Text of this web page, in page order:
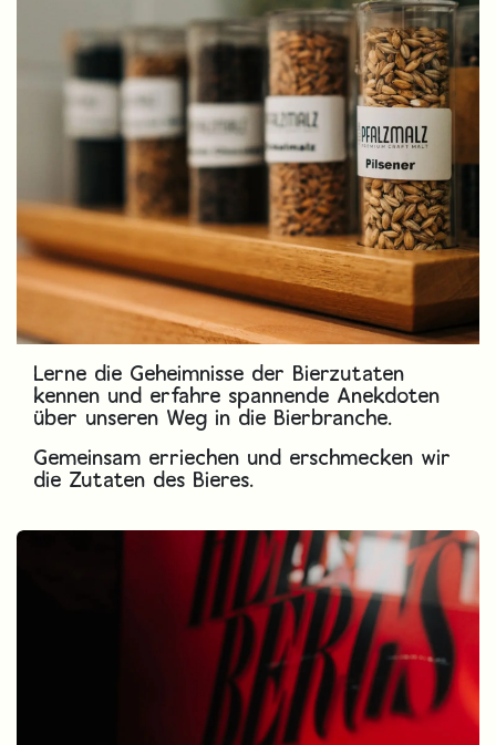
Lerne die Geheimnisse der Bierzutaten
kennen und erfahre spannende Anekdoten
über unseren Weg in die Bierbranche.
Gemeinsam erriechen und erschmecken wir
die Zutaten des Bieres.